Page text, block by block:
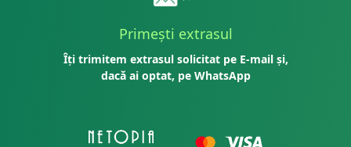
Primești extrasul
Îți trimitem extrasul solicitat pe E-mail și,
dacă ai optat, pe WhatsApp